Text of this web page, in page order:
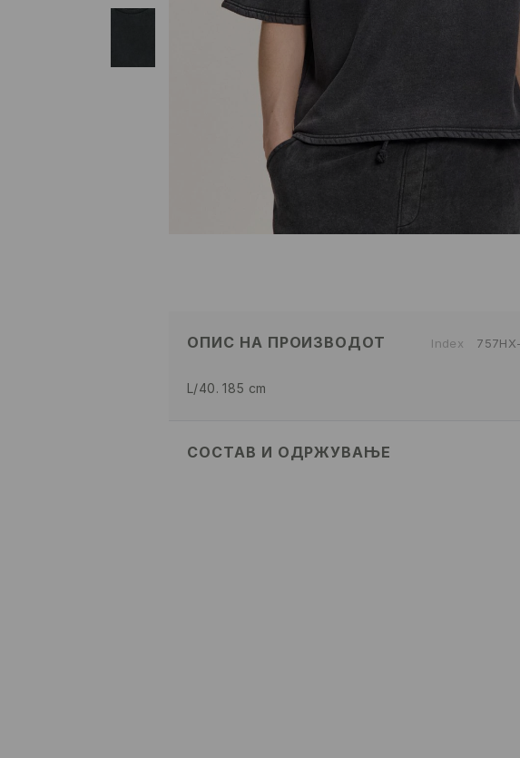
ОПИС НА ПРОИЗВОДОТ Index
L/40. 185 cm
СОСТАВ И ОДРЖУВАЊЕ